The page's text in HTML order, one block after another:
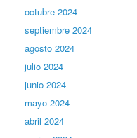
octubre 2024
septiembre 2024
agosto 2024
julio 2024
junio 2024
mayo 2024
abril 2024